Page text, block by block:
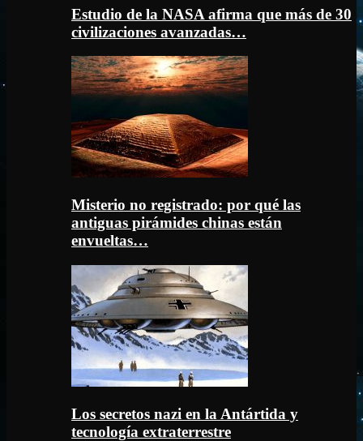
Estudio de la NASA afirma que más de 30
civilizaciones avanzadas…
Misterio no registrado: por qué las
antiguas pirámides chinas están
envueltas…
Los secretos nazi en la Antártida y
tecnología extraterrestre